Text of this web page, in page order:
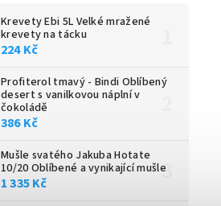
Krevety Ebi 5L Velké mražené
krevety na tácku
224 Kč
Profiterol tmavý - Bindi Oblíbený
desert s vanilkovou náplní v
čokoládě
386 Kč
Mušle svatého Jakuba Hotate
10/20 Oblíbené a vynikající mušle
1 335 Kč